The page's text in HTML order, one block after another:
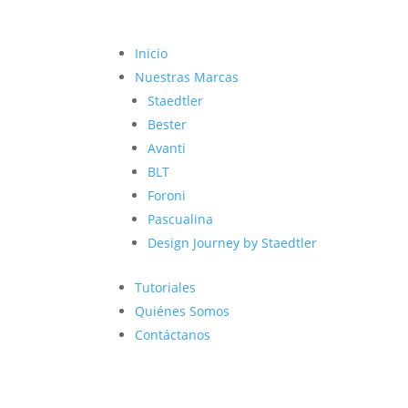
Inicio
Nuestras Marcas
Staedtler
Bester
Avanti
BLT
Foroni
Pascualina
Design Journey by Staedtler
Tutoriales
Quiénes Somos
Contáctanos